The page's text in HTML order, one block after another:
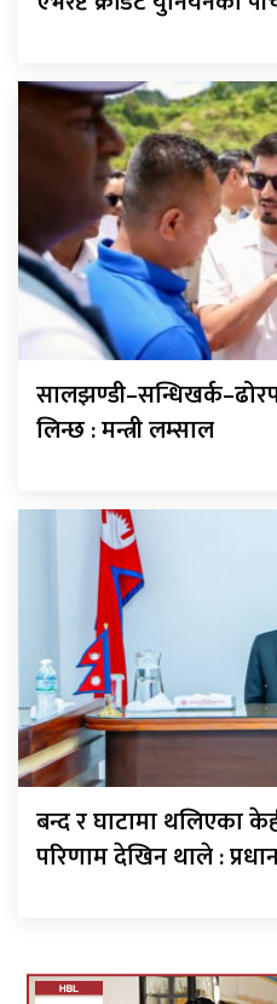
लिन्छ : मन्त्री लम्साल
बन्द र घाटामा थलिएका
परिणाम देखिन थाले :